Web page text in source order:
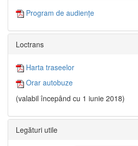
Program de audiențe
Loctrans
Harta traseelor
Orar autobuze
(valabil începând cu 1 iunie 2018)
Legături utile